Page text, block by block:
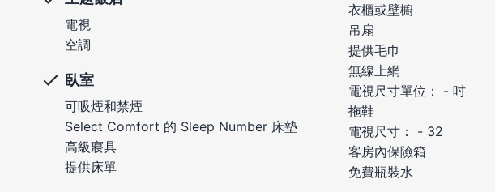
電視
空調
臥室
可吸煙和禁煙
Select Comfort 的 Sleep Number 床墊
高級寢具
提供床單
衣櫃或壁櫥
吊扇
提供毛巾
無線上網
電視尺寸單位： - 吋
拖鞋
電視尺寸： - 32
客房內保險箱
免費瓶裝水